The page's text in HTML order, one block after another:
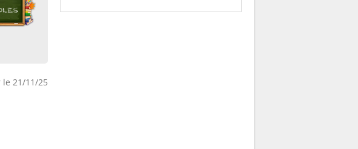
21/11/25